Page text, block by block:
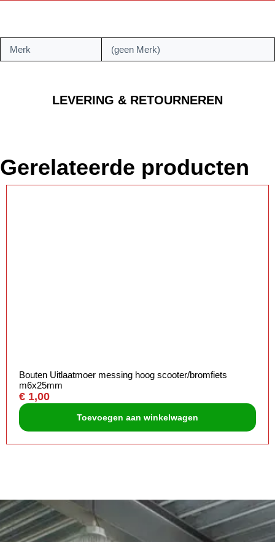
LEVERING & RETOURNEREN
Merk (geen Merk)
Gerelateerde producten
Bouten Uitlaatmoer messing hoog scooter/bromfiets
m6x25mm
€ 1,00
Toevoegen aan winkelwagen